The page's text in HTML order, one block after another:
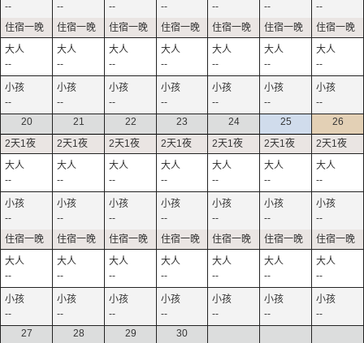
--
--
--
--
--
--
--
--
--
--
--
--
--
--
--
--
--
--
--
--
--
20
--
--
--
--
21
--
--
--
--
22
--
--
--
--
23
--
--
--
--
24
--
--
--
--
25
--
--
--
--
26
--
--
--
--
27
28 29 30